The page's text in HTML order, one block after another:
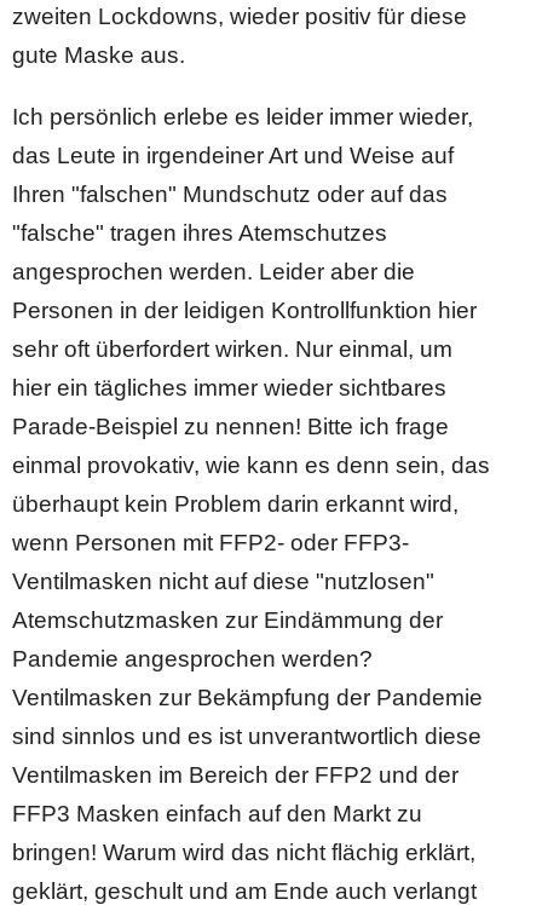
zweiten Lockdowns, wieder positiv für diese
gute Maske aus.
Ich persönlich erlebe es leider immer wieder,
das Leute in irgendeiner Art und Weise auf
Ihren "falschen" Mundschutz oder auf das
"falsche" tragen ihres Atemschutzes
angesprochen werden. Leider aber die
Personen in der leidigen Kontrollfunktion hier
sehr oft überfordert wirken. Nur einmal, um
hier ein tägliches immer wieder sichtbares
Parade-Beispiel zu nennen! Bitte ich frage
einmal provokativ, wie kann es denn sein, das
überhaupt kein Problem darin erkannt wird,
wenn Personen mit FFP2- oder FFP3-
Ventilmasken nicht auf diese "nutzlosen"
Atemschutzmasken zur Eindämmung der
Pandemie angesprochen werden?
Ventilmasken zur Bekämpfung der Pandemie
sind sinnlos und es ist unverantwortlich diese
Ventilmasken im Bereich der FFP2 und der
FFP3 Masken einfach auf den Markt zu
bringen! Warum wird das nicht flächig erklärt,
geklärt, geschult und am Ende auch verlangt